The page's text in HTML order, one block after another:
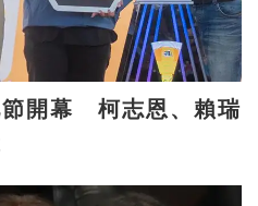
節開幕 柯志恩、賴瑞